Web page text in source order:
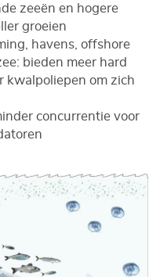
zeeën en hogere
groeien
havens, offshore
bieden meer hard
kwalpoliepen om zich
concurrentie voor